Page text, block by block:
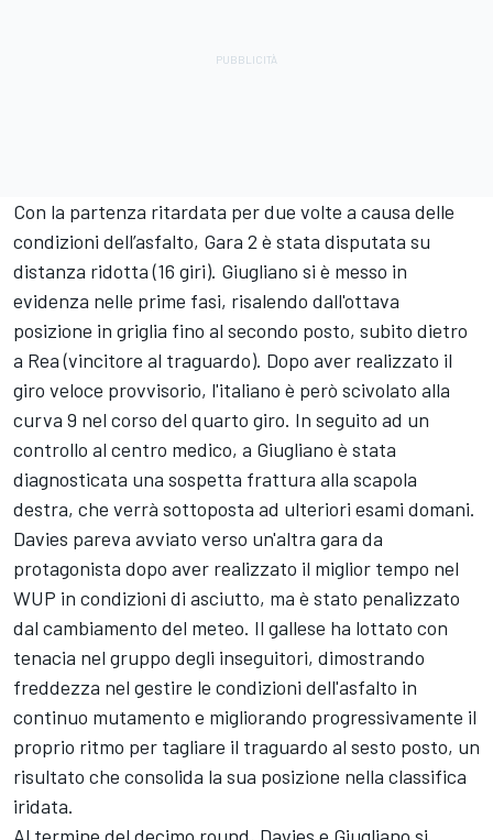
Con la partenza ritardata per due volte a causa delle
condizioni dell’asfalto, Gara 2 è stata disputata su
distanza ridotta (16 giri). Giugliano si è messo in
evidenza nelle prime fasi, risalendo dall'ottava
posizione in griglia fino al secondo posto, subito dietro
a Rea (vincitore al traguardo). Dopo aver realizzato il
giro veloce provvisorio, l'italiano è però scivolato alla
curva 9 nel corso del quarto giro. In seguito ad un
controllo al centro medico, a Giugliano è stata
diagnosticata una sospetta frattura alla scapola
destra, che verrà sottoposta ad ulteriori esami domani.
Davies pareva avviato verso un'altra gara da
protagonista dopo aver realizzato il miglior tempo nel
WUP in condizioni di asciutto, ma è stato penalizzato
dal cambiamento del meteo. Il gallese ha lottato con
tenacia nel gruppo degli inseguitori, dimostrando
freddezza nel gestire le condizioni dell'asfalto in
continuo mutamento e migliorando progressivamente il
proprio ritmo per tagliare il traguardo al sesto posto, un
risultato che consolida la sua posizione nella classifica
iridata.